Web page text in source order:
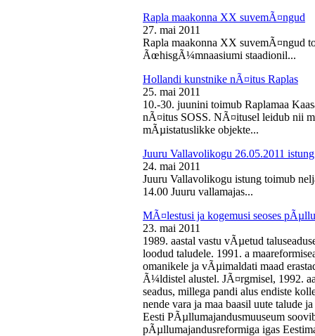
Rapla maakonna XX suvemÃ¤ngud
27. mai 2011
Rapla maakonna XX suvemÃ¤ngud
ÃœhisgÃ¼mnaasiumi staadionil...
Hollandi kunstnike nÃ¤itus Raplas
25. mai 2011
10.-30. juunini toimub Raplamaa
nÃ¤itus SOSS. NÃ¤itusel leidub nii
mÃµistatuslikke objekte...
Juuru Vallavolikogu 26.05.2011 istung
24. mai 2011
Juuru Vallavolikogu istung toimub
14.00 Juuru vallamajas...
MÃ¤lestusi ja kogemusi seoses
23. mai 2011
1989. aastal vastu vÃµetud
loodud taludele. 1991. a
omanikele ja vÃµimaldati maad
Ã¼ldistel alustel. JÃ¤rgmisel, 1992.
seadus, millega pandi alus endiste
nende vara ja maa baasil uute talude
Eesti PÃµllumajandusmuuseum
pÃµllumajandusreformiga igas